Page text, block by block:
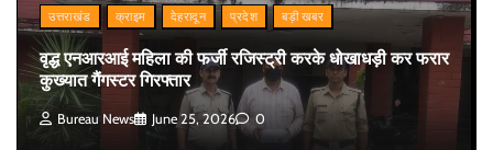
उत्तराखंड क्राइम देहरादून प्रदेश बड़ी खबर
वृद्ध एनआरआई महिला की फर्जी रजिस्ट्री करके धोखाधड़ी कर फरार
कुख्यात गैंगस्टर गिरफ्तार
Bureau News June 25, 2026 0